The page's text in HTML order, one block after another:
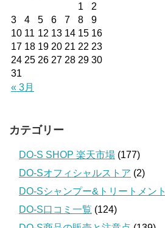
« 3月
1
2
3
4 5 6 7 8
9
10 11 12 13 14 15 16
17 18 19 20 21 22 23
24 25 26 27 28 29 30
31
カテゴリー
DO-S SHOP 楽天市場 (177)
DO-Sオフィシャルストア (2)
DO-Sシャンプー&トリートメント
DO-S口コミ一覧 (124)